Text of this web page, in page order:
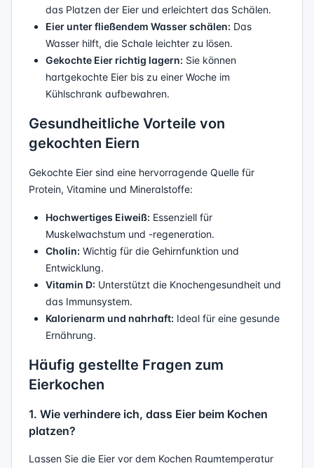
das Platzen der Eier und erleichtert das Schälen.
Eier unter fließendem Wasser schälen: Das
Wasser hilft, die Schale leichter zu lösen.
Gekochte Eier richtig lagern: Sie können
hartgekochte Eier bis zu einer Woche im
Kühlschrank aufbewahren.
Gesundheitliche Vorteile von
gekochten Eiern
Gekochte Eier sind eine hervorragende Quelle für
Protein, Vitamine und Mineralstoffe:
Hochwertiges Eiweiß: Essenziell für
Muskelwachstum und -regeneration.
Cholin: Wichtig für die Gehirnfunktion und
Entwicklung.
Vitamin D: Unterstützt die Knochengesundheit und
das Immunsystem.
Kalorienarm und nahrhaft: Ideal für eine gesunde
Ernährung.
Häufig gestellte Fragen zum
Eierkochen
1. Wie verhindere ich, dass Eier beim Kochen
platzen?
Lassen Sie die Eier vor dem Kochen Raumtemperatur